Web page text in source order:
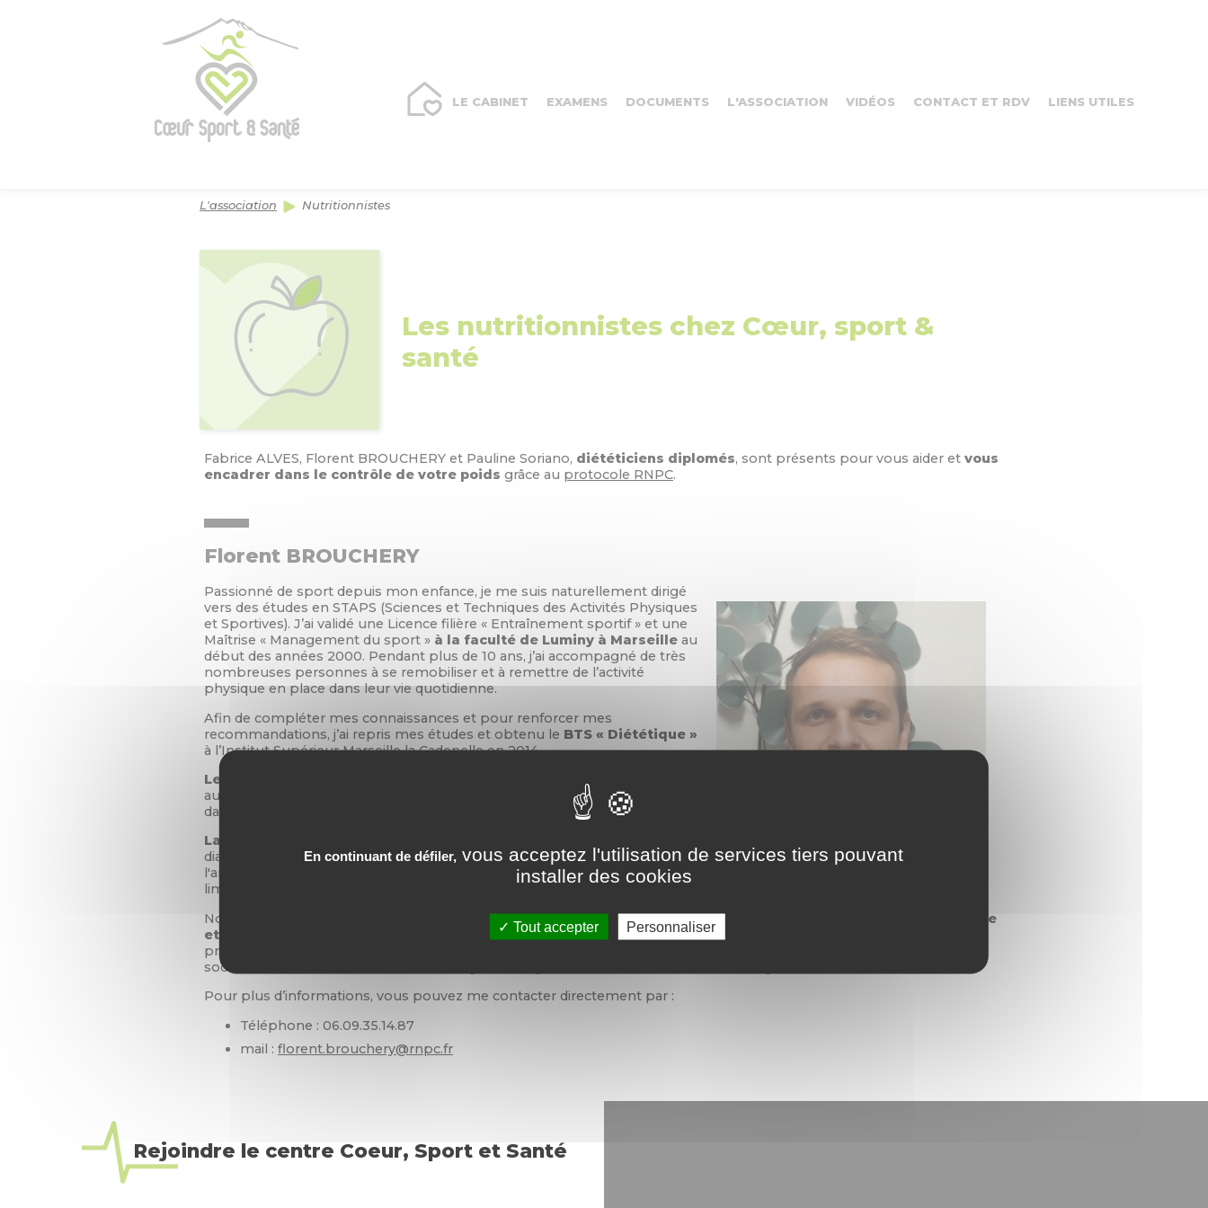
LE CABINET EXAMENS DOCUMENTS L'ASSOCIATION VIDÉOS CONTACT ET RDV LIENS UTILES
L'association Nutritionnistes
Les nutritionnistes chez Cœur, sport &
santé
Fabrice ALVES, Florent BROUCHERY et Pauline Soriano, diététiciens diplomés, sont présents pour vous aider et vous
encadrer dans le contrôle de votre poids grâce au protocole RNPC.
Florent BROUCHERY
Passionné de sport depuis mon enfance, je me suis naturellement dirigé
vers des études en STAPS (Sciences et Techniques des Activités Physiques
et Sportives). J’ai validé une Licence filière « Entraînement sportif » et une
Maîtrise « Management du sport » à la faculté de Luminy à Marseille au
début des années 2000. Pendant plus de 10 ans, j’ai accompagné de très
nombreuses personnes à se remobiliser et à remettre de l’activité
physique en place dans leur vie quotidienne.
Afin de compléter mes connaissances et pour renforcer mes
recommandations, j’ai repris mes études et obtenu le BTS « Diététique »
à l’Institut Supérieur Marseille la Cadenelle en 2014.
Le parcours de soins de mes patients
autour de deux axes complémentaires, la nutrition et le sport, s’intriquant
dans un même but :
La surcharge pondérale est un facteur favorisant et aggravant
diabète, l'hypertension, l'excès de cholestérol, l'apnée du sommeil et
l'arthrose. Perdre du poids c'est éviter l'apparition de ces maladies ou en
limiter les conséquences.
Notre équipe nutrition applique quotidiennement le Programme RNPC (Programme de Rééducation Nutritionnelle
et Psycho-Comportementale
https://www.rnpc.fr), dont l’efficacité est prouvée par des études scientifiques. Ce
programme répond en tous points aux préconisations de l’Organisation Mondiale de la Santé (OMS) et de toutes les
sociétés savantes, à savoir,
Pour plus d’informations, vous pouvez me contacter directement par :
Téléphone : 06.09.35.14.87
mail : florent.brouchery@rnpc.fr
Rejoindre le centre Coeur, Sport et Santé
En continuant de défiler, vous acceptez l'utilisation de services tiers pouvant
installer des cookies
Tout accepter Personnaliser